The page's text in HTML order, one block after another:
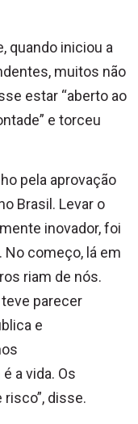
quando iniciou a
muitos não
estar “aberto ao
e torceu
pela aprovação
Brasil. Levar o
inovador, foi
No começo, lá em
riam de nós.
parecer
e
a vida. Os
disse.